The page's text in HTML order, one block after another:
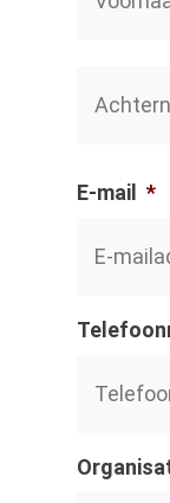
E-mail *